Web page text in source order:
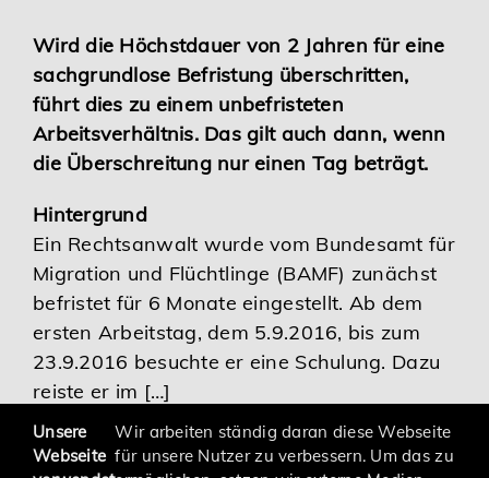
Services
Wird die Höchstdauer von 2 Jahren für eine
sachgrundlose Befristung überschritten,
führt dies zu einem unbefristeten
Arbeitsverhältnis. Das gilt auch dann, wenn
die Überschreitung nur einen Tag beträgt.
Hintergrund
Ein Rechtsanwalt wurde vom Bundesamt für
Migration und Flüchtlinge (BAMF) zunächst
befristet für 6 Monate eingestellt. Ab dem
ersten Arbeitstag, dem 5.9.2016, bis zum
23.9.2016 besuchte er eine Schulung. Dazu
reiste er im […]
Unsere
Webseite
Wir arbeiten ständig daran diese Webseite
für unsere Nutzer zu verbessern. Um das zu